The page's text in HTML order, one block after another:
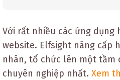
Với rất nhiều các ứng dụng
website. Elfsight nâng cấp
nhân, tổ chức lên một tầm
chuyên nghiệp nhất. Xem